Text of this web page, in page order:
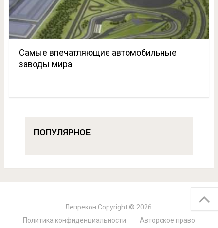
Самые впечатляющие автомобильные
заводы мира
ПОПУЛЯРНОЕ
Лепрекон Copyright © 2026.
Политика конфиденциальности
Авторское право